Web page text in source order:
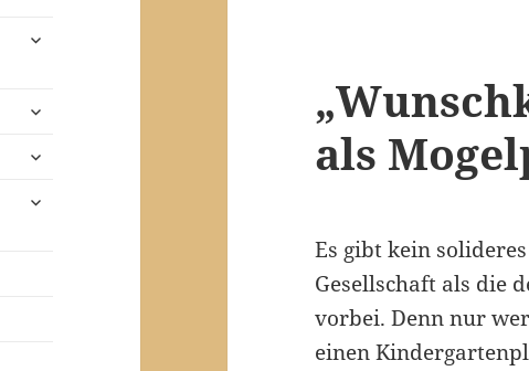
untermenü
untermenü
untermenü
untermenü
als
Es gibt kein
Gesellschaft als die
vorbei. Denn nur
einen